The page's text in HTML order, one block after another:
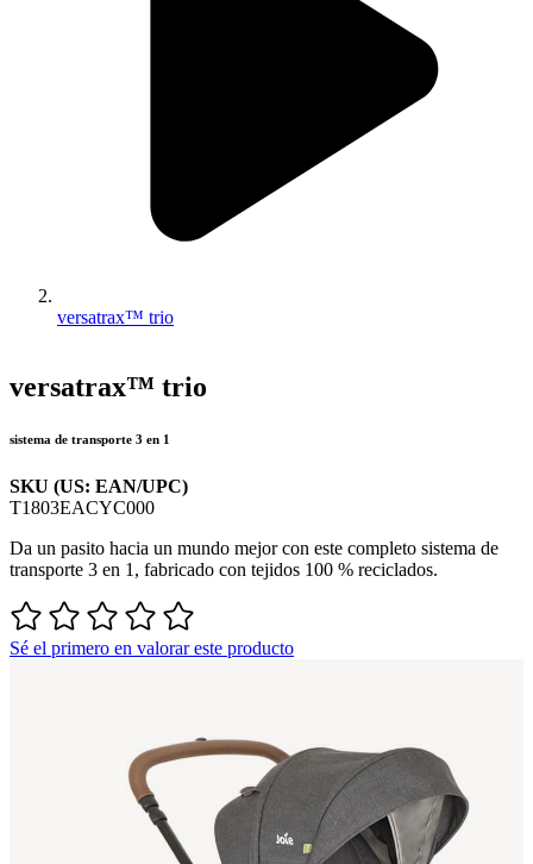
versatrax™ trio
versatrax™ trio
sistema de transporte 3 en 1
SKU (US: EAN/UPC)
T1803EACYC000
Da un pasito hacia un mundo mejor con este completo sistema de
transporte 3 en 1, fabricado con tejidos 100 % reciclados.
Sé el primero en valorar este producto